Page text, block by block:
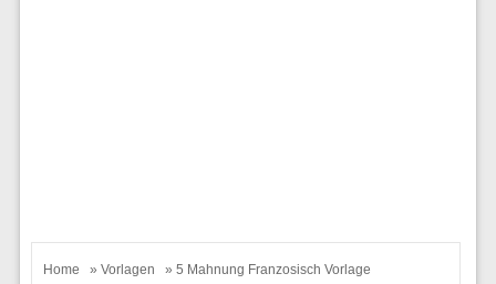
Home » Vorlagen » 5 Mahnung Franzosisch Vorlage